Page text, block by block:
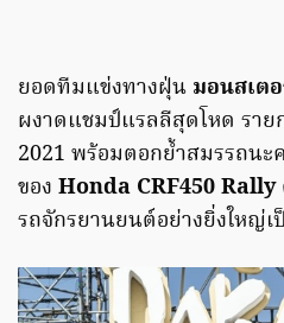
ยอดทีมแข่งทางฝุ่น มอนสเต
ผงาดแชมป์แรลลีสุดโหด ราย
2021 พร้อมตอกย้ำสมรรถนะ
ของ Honda CRF450 Rally
รถจักรยานยนต์อย่างยิ่งใหญ่